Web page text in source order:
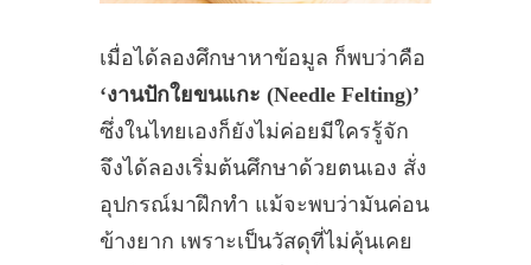
เมื่อได้ลองศึกษาหาข้อมูล ก็พบว่าคือ
‘งานปักใยขนแกะ (Needle Felting)’
ซึ่งในไทยเองก็ยังไม่ค่อยมีใครรู้จัก
จึงได้ลองเริ่มต้นศึกษาด้วยตนเอง สั่ง
อุปกรณ์มาฝึกทำ แม้จะพบว่ามันค่อน
ข้างยาก เพราะเป็นวัสดุที่ไม่คุ้นเคย